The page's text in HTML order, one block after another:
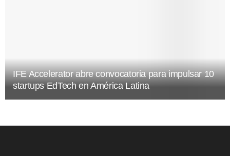
IFE Accelerator abre convocatoria para impulsar 10
startups EdTech en América Latina